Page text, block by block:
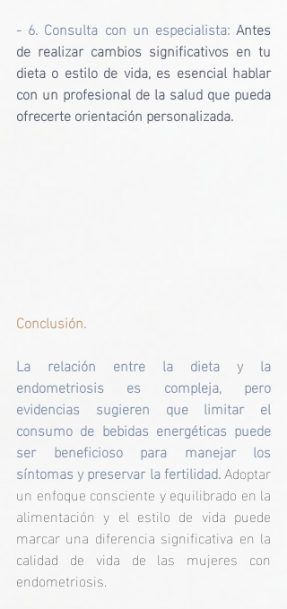
- 6. Consulta con un especialista: Antes
de realizar cambios significativos en tu
dieta o estilo de vida, es esencial hablar
con un profesional de la salud que pueda
ofrecerte orientación personalizada.​
Conclusión.
La relación entre la dieta y la
endometriosis es compleja, pero
evidencias sugieren que limitar el
consumo de bebidas energéticas puede
ser beneficioso para manejar los
síntomas y preservar la fertilidad. Adoptar
un enfoque consciente y equilibrado en la
alimentación y el estilo de vida puede
marcar una diferencia significativa en la
calidad de vida de las mujeres con
endometriosis.